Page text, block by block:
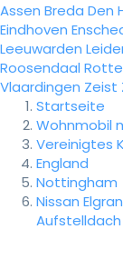
Assen Breda Den
Eindhoven
Leeuwarden
Roosendaal
Vlaardingen Zeist
Startseite
Wohnmobil
Vereinigtes
England
Nottingham
Nissan
Aufstelldach